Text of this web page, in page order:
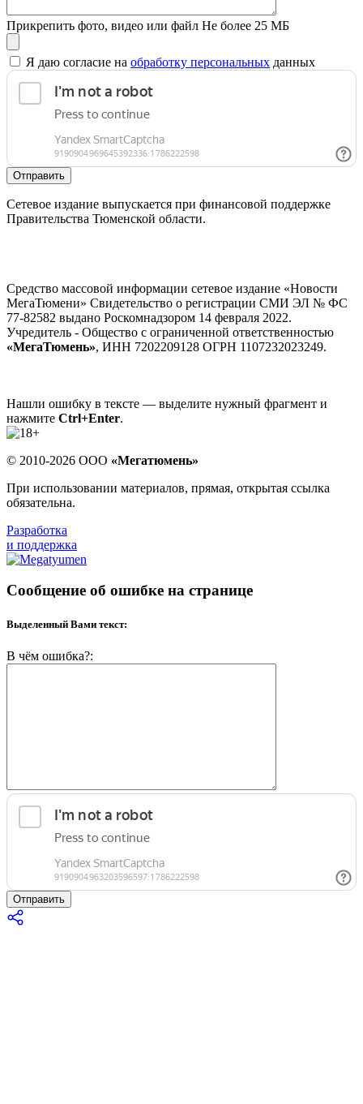
Прикрепить фото, видео или файл Не более 25 МБ
Я даю согласие на обработку персональных данных
Отправить
Сетевое издание выпускается при финансовой поддержке
Правительства Тюменской области.
Средство массовой информации сетевое издание «Новости
МегаТюмени» Свидетельство о регистрации СМИ ЭЛ № ФС
77-82582 выдано Роскомнадзором 14 февраля 2022.
Учредитель - Общество с ограниченной ответственностью
«МегаТюмень», ИНН 7202209128 ОГРН 1107232023249.
Нашли ошибку в тексте — выделите нужный фрагмент и
нажмите Ctrl+Enter.
© 2010-2026 ООО «Мегатюмень»
При использовании материалов, прямая, открытая ссылка
обязательна.
Разработка
и поддержка
Сообщение об ошибке на странице
Выделенный Вами текст:
В чём ошибка?:
Отправить